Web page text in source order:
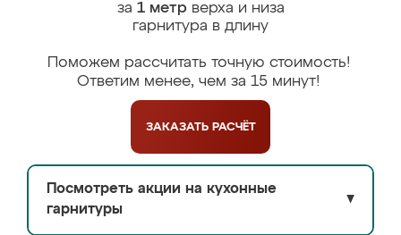
за 1 метрверха и низа
гарнитура в длину
Поможем рассчитать точную стоимость!
Ответим менее, чем за 15 минут!
ЗАКАЗАТЬ РАСЧЁТ
Посмотреть акции на кухонные
гарнитуры
▼